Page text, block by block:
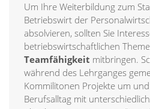
Um Ihre Weiterbildung zum
Betriebswirt der
absolvieren, sollten Sie
betriebswirtschaftlichen
Teamfähigkeit mitbringen.
während des Lehrganges
Kommilitonen Projekte um
Berufsalltag mit